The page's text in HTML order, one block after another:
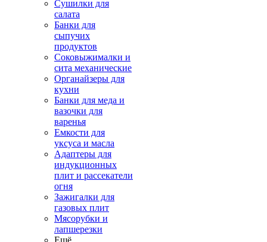
Сушилки для
салата
Банки для
сыпучих
продуктов
Соковыжималки и
сита механические
Органайзеры для
кухни
Банки для меда и
вазочки для
варенья
Емкости для
уксуса и масла
Адаптеры для
индукционных
плит и рассекатели
огня
Зажигалки для
газовых плит
Мясорубки и
лапшерезки
Ещё